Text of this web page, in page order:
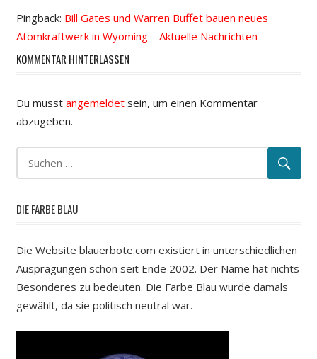
Pingback: Bill Gates und Warren Buffet bauen neues
Atomkraftwerk in Wyoming – Aktuelle Nachrichten
KOMMENTAR HINTERLASSEN
Du musst angemeldetsein, um einen Kommentar
abzugeben.
DIE FARBE BLAU
Die Website blauerbote.com existiert in unterschiedlichen
Ausprägungen schon seit Ende 2002. Der Name hat nichts
Besonderes zu bedeuten. Die Farbe Blau wurde damals
gewählt, da sie politisch neutral war.